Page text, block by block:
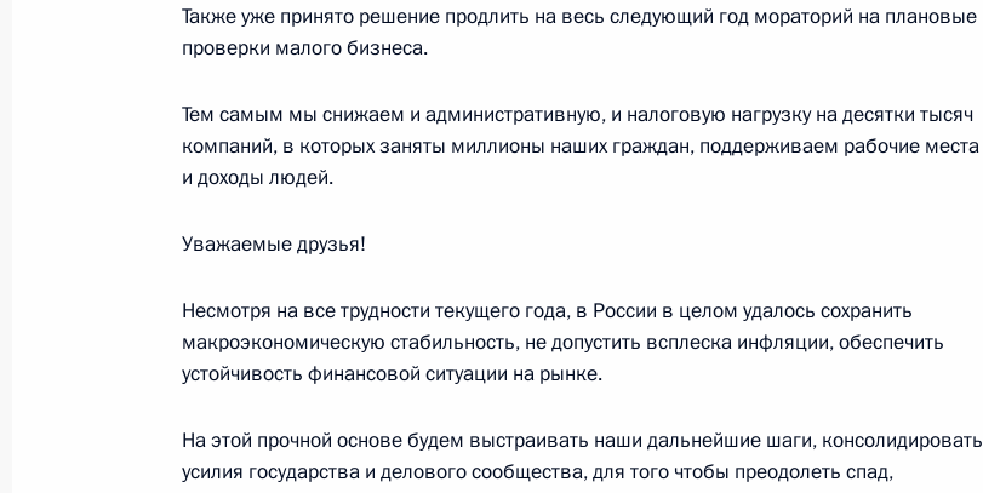
20 октября 2020 года, вторник
Соболезнования в связи с кончиной Ирины Скобцевой
20 октября 2020 года, 20:45
Телефонный разговор с Президентом Франции Эммануэлем
20 октября 2020 года, 18:15
Показать предыдущие материалы
Также уже принято решение продлить на весь следующий год мораторий на плановые
проверки малого бизнеса.
Тем самым мы снижаем и административную, и налоговую нагрузку на десятки тысяч
компаний, в которых заняты миллионы наших граждан, поддерживаем рабочие места
и доходы людей.
Уважаемые друзья!
Несмотря на все трудности текущего года, в России в целом удалось сохранить
макроэкономическую стабильность, не допустить всплеска инфляции, обеспечить
устойчивость финансовой ситуации на рынке.
На этой прочной основе будем выстраивать наши дальнейшие шаги, консолидировать
усилия государства и делового сообщества, для того чтобы преодолеть спад,